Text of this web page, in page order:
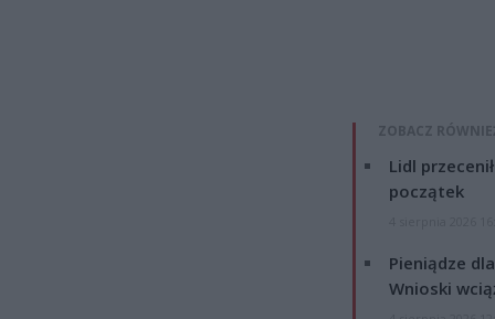
ZOBACZ
Lidl
początek
Pieniądze
Wnioski